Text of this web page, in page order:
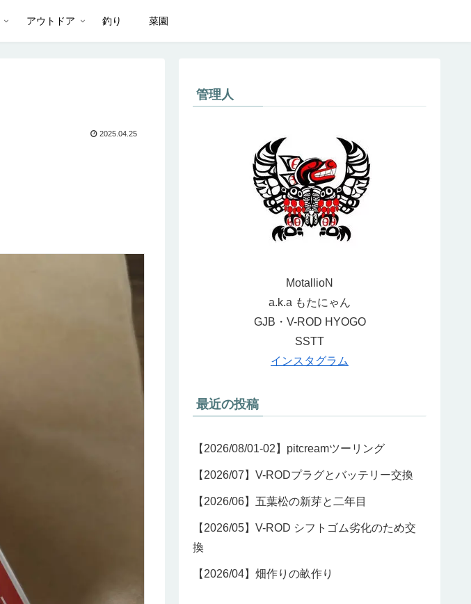
アウトドア 釣り 菜園
2025.04.25
管理人
MotallioN
a.k.a もたにゃん
GJB・V-ROD HYOGO
SSTT
インスタグラム
最近の投稿
【2026/08/01-02】pitcreamツーリング
【2026/07】V-RODプラグとバッテリー交換
【2026/06】五葉松の新芽と二年目
【2026/05】V-ROD シフトゴム劣化のため交
換
【2026/04】畑作りの畝作り